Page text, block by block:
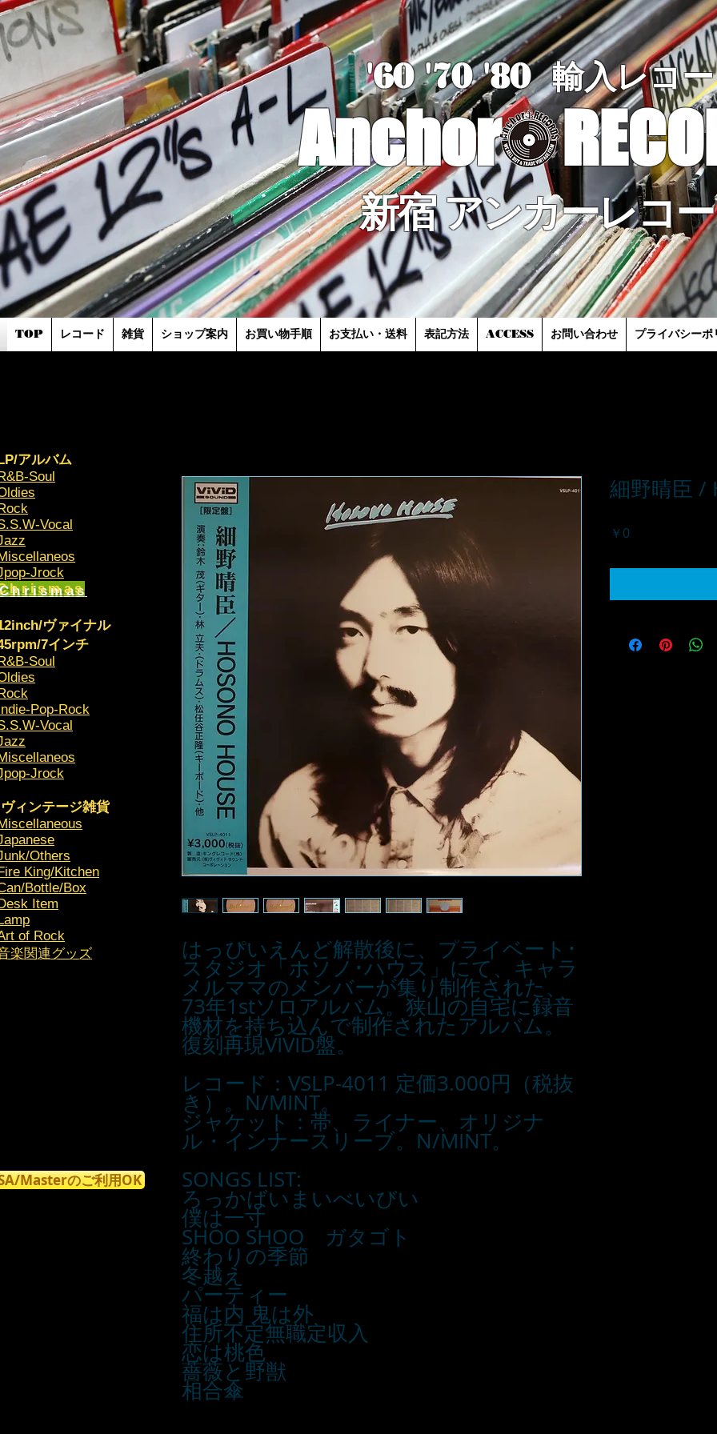
TOP レコード 雑貨 ショップ案内 お買い物手順 お支払い・送料 表記方法 ACCESS お問い合わせ プライバシーポ
はっぴいえんど解散後に、プライベート･
スタジオ「ホソノ･ハウス」にて、キャラ
メルママのメンバーが集り制作された、
73年1stソロアルバム。狭山の自宅に録音
機材を持ち込んで制作されたアルバム。
復刻再現VIVID盤。
レコード：VSLP-4011 定価3.000円（税抜
き）。N/MINT。
ジャケット：帯、ライナー、オリジナ
ル・インナースリーブ。N/MINT。
SONGS LIST:
ろっかばいまいべいびい
僕は一寸
SHOO SHOO ガタゴト
終わりの季節
冬越え
パーティー
福は内 鬼は外
住所不定無職定収入
恋は桃色
薔薇と野獣
相合傘
細野晴臣 /
￥0価
'60 '70'80 輸入レコ
Anchor
新宿 アンカーレコ
Masterのご利用OK
アルバム
Soul
Vocal
Jrock
ヴァイナル
7インチ
Soul
Pop-Rock
Vocal
Jrock
ヴィンテージ雑貨
Others
King/Kitchen
Bottle/Box
Item
of Rock
楽関連グッズ